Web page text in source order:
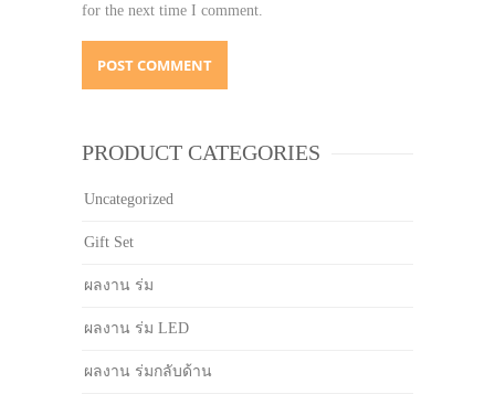
for the next time I comment.
PRODUCT CATEGORIES
Uncategorized
Gift Set
ผลงาน ร่ม
ผลงาน ร่ม LED
ผลงาน ร่มกลับด้าน